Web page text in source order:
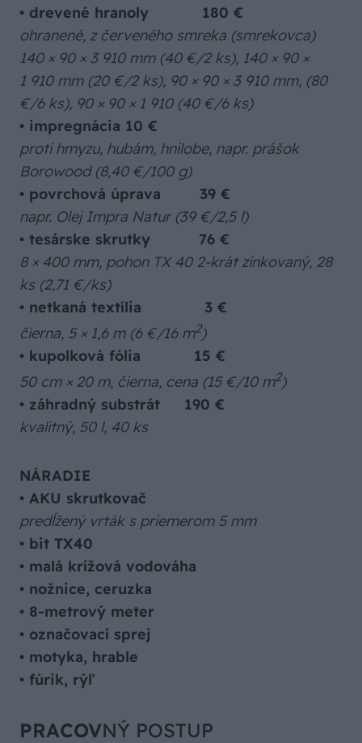
• drevené hranoly 180 €
ohranené, z červeného smreka (smrekovca)
140 × 90 × 3 910 mm (40 €/2 ks), 140 × 90 ×
1 910 mm (20 €/2 ks), 90 × 90 × 3 910 mm, (80
€/6 ks), 90 × 90 × 1 910 (40 €/6 ks)
• impregnácia 10 €
proti hmyzu, hubám, hnilobe, napr. prášok
Borowood (8,40 €/100 g)
• povrchová úprava 39 €
napr. Olej Impra Natur (39 €/2,5 l)
• tesárske skrutky 76 €
8 × 400 mm, pohon TX 40 2-krát zinkovaný, 28
ks (2,71 €/ks)
• netkaná textília 3 €
čierna, 5 × 1,6 m (6 €/16 m2)
• kupolková fólia 15 €
50 cm × 20 m, čierna, cena (15 €/10 m2)
• záhradný substrát 190 €
kvalitný, 50 l, 40 ks
NÁRADIE
• AKU skrutkovač
predĺžený vrták s priemerom 5 mm
• bit TX40
• malá krížová vodováha
• nožnice, ceruzka
• 8-metrový meter
• označovací sprej
• motyka, hrable
• fúrik, rýľ
PRACOVNÝ POSTUP